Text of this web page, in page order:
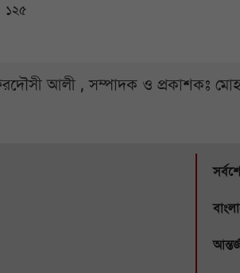
১২৫
আলী , সম্পাদক ও প্রকাশকঃ